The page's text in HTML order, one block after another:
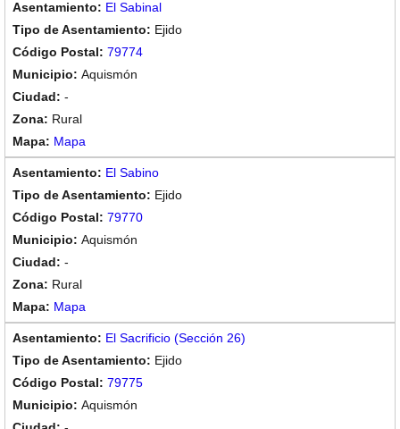
El Sabinal
Ejido
79774
Aquismón
-
Rural
Mapa
El Sabino
Ejido
79770
Aquismón
-
Rural
Mapa
El Sacrificio (Sección 26)
Ejido
79775
Aquismón